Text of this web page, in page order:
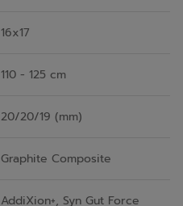
16x17
110 - 125 cm
20/20/19 (mm)
Graphite Composite
AddiXion+, Syn Gut Force